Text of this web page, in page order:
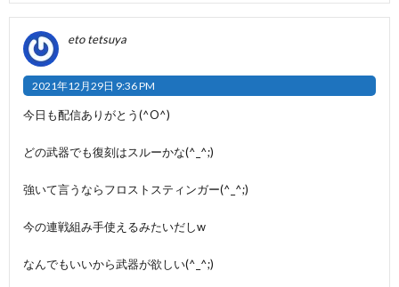
eto tetsuya
2021年12月29日 9:36 PM
今日も配信ありがとう(^O^)
どの武器でも復刻はスルーかな(^_^;)
強いて言うならフロストスティンガー(^_^;)
今の連戦組み手使えるみたいだしw
なんでもいいから武器が欲しい(^_^;)